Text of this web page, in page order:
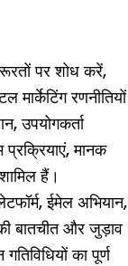
पर शोध करें,
मार्केटिंग रणनीतियों
उपयोगकर्ता
प्रक्रियाएं, मानक
हैं।
ईमेल अभियान,
बातचीत और जुड़ाव
का पूर्ण